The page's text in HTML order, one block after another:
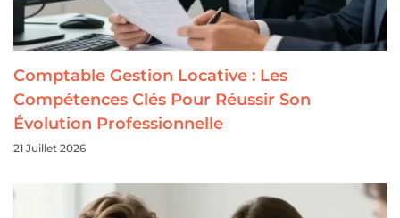
Comptable Gestion Locative : Les
Compétences Clés Pour Réussir Son
Évolution Professionnelle
21 Juillet 2026